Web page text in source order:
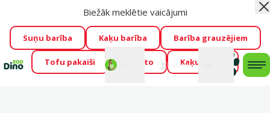
Visu mēnesi Dino Zoo piedāvā lieliskas cenas mīluļu TOP
barībām! 🍖→Skatīt piedāvājumu!
Fotokonkurss “GADA ŪSAIŅI”!
Varbūt tieši Tavs mīlulis
būs 2027. gada zvaigzne
→Piedalīties
Mans
konts
Biežāk meklētie vaicājumi
Suņu barība Kaķu barība Barība grauzējiem
Tofu pakaiši Foresto Kaķu mājas